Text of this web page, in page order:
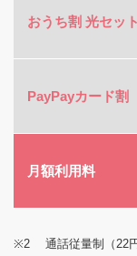
おうち割 光セット
PayPayカード割
月額利用料
※2 通話従量制（22